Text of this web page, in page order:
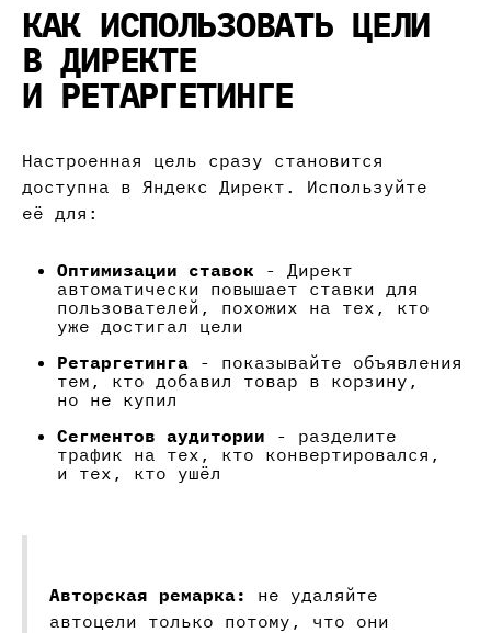
КАК ИСПОЛЬЗОВАТЬ ЦЕЛИ
В ДИРЕКТЕ
И РЕТАРГЕТИНГЕ
Настроенная цель сразу становится
доступна в Яндекс Директ. Используйте
её для:
Оптимизации ставок - Директ
автоматически повышает ставки для
пользователей, похожих на тех, кто
уже достигал цели
Ретаргетинга - показывайте объявления
тем, кто добавил товар в корзину,
но не купил
Сегментов аудитории - разделите
трафик на тех, кто конвертировался,
и тех, кто ушёл
Авторская ремарка:
не удаляйте
автоцели только потому, что они